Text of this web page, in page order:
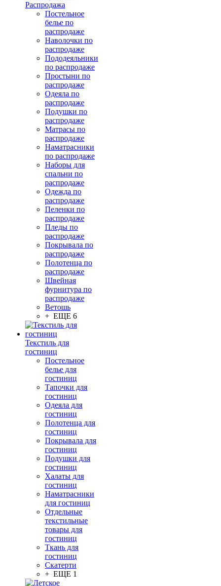
Распродажа
Постельное
белье по
распродаже
Наволочки по
распродаже
Пододеяльники
по распродаже
Простыни по
распродаже
Одеяла по
распродаже
Подушки по
распродаже
Матрасы по
распродаже
Наматрасники
по распродаже
Наборы для
спальни по
распродаже
Одежда по
распродаже
Пеленки по
распродаже
Пледы по
распродаже
Покрывала по
распродаже
Полотенца по
распродаже
Швейная
фурнитура по
распродаже
Ветошь
+ ЕЩЕ 6
Текстиль для
гостиниц
Постельное
белье для
гостиниц
Тапочки для
гостиниц
Одеяла для
гостиниц
Полотенца для
гостиниц
Покрывала для
гостиниц
Подушки для
гостиниц
Халаты для
гостиниц
Наматрасники
для гостиниц
Отдельные
текстильные
товары для
гостиниц
Ткань для
гостиниц
Скатерти
+ ЕЩЕ 1